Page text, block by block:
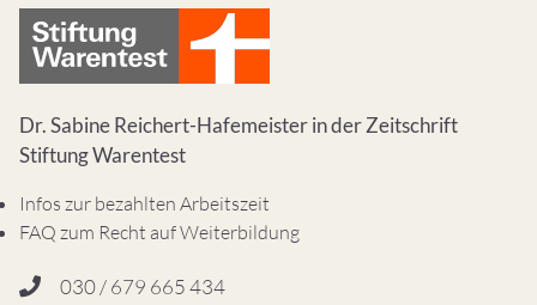
Dr. Sabine Reichert-Hafemeister in der Zeitschrift
Stiftung Warentest
Infos zur bezahlten Arbeitszeit
FAQ zum Recht auf Weiterbildung
030 / 679 665 434